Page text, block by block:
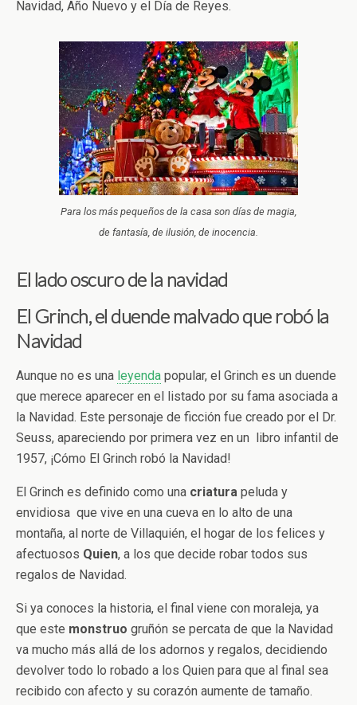
Navidad, Año Nuevo y el Día de Reyes.
Para los más pequeños de la casa son días de magia,
de fantasía, de ilusión, de inocencia.
El lado oscuro de la navidad
El Grinch, el duende malvado que robó la
Navidad
Aunque no es una leyenda popular, el Grinch es un duende
que merece aparecer en el listado por su fama asociada a
la Navidad. Este personaje de ficción fue creado por el Dr.
Seuss, apareciendo por primera vez en un libro infantil de
1957, ¡Cómo El Grinch robó la Navidad!
El Grinch es definido como una criatura peluda y
envidiosa que vive en una cueva en lo alto de una
montaña, al norte de Villaquién, el hogar de los felices y
afectuosos Quien, a los que decide robar todos sus
regalos de Navidad.
Si ya conoces la historia, el final viene con moraleja, ya
que este monstruo gruñón se percata de que la Navidad
va mucho más allá de los adornos y regalos, decidiendo
devolver todo lo robado a los Quien para que al final sea
recibido con afecto y su corazón aumente de tamaño.